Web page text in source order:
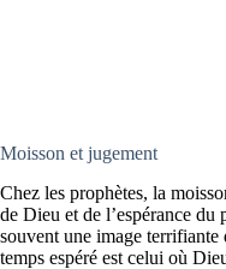
Moisson et jugement
Chez les prophètes, la
de Dieu et de l’espérance du
souvent une image
temps espéré est celui où